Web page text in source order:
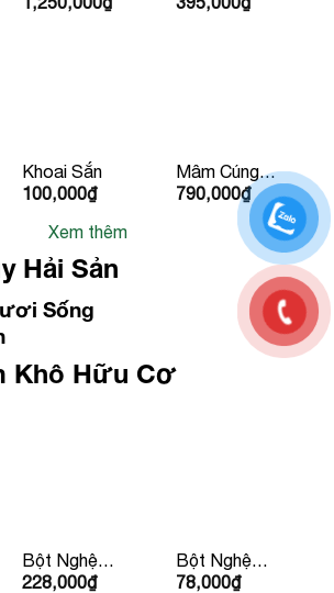
Khoai Sắn
100,000₫
Mâm Cúng
Chay – Vạn
Sinh Nhất
790,000₫
Xem thêm
Hải Sản
Sống
Khô Hữu Cơ
Bột Nghệ
Hữu Cơ
228,000₫
Bột Nghệ
Hữu Cơ 30g
78,000₫